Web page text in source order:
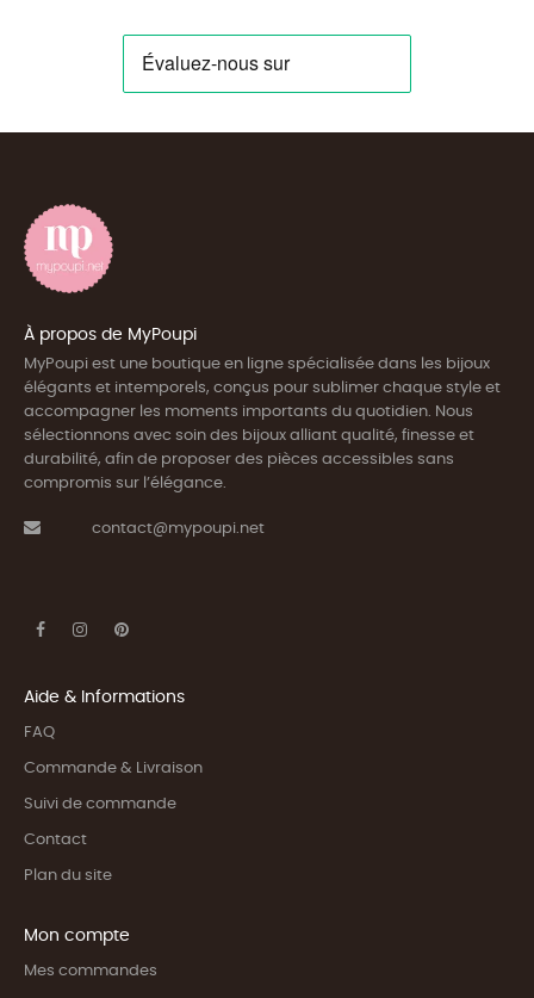
À propos de MyPoupi
MyPoupi est une boutique en ligne spécialisée dans les bijoux
élégants et intemporels, conçus pour sublimer chaque style et
accompagner les moments importants du quotidien. Nous
sélectionnons avec soin des bijoux alliant qualité, finesse et
durabilité, afin de proposer des pièces accessibles sans
compromis sur l’élégance.
contact@mypoupi.net
Aide & Informations
FAQ
Commande & Livraison
Suivi de commande
Contact
Plan du site
Mon compte
Mes commandes